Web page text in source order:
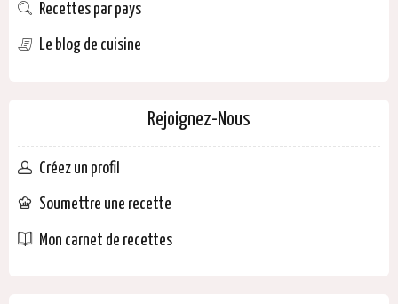
Recettes par pays
Le blog de cuisine
Rejoignez-Nous
Créez un profil
Soumettre une recette
Mon carnet de recettes